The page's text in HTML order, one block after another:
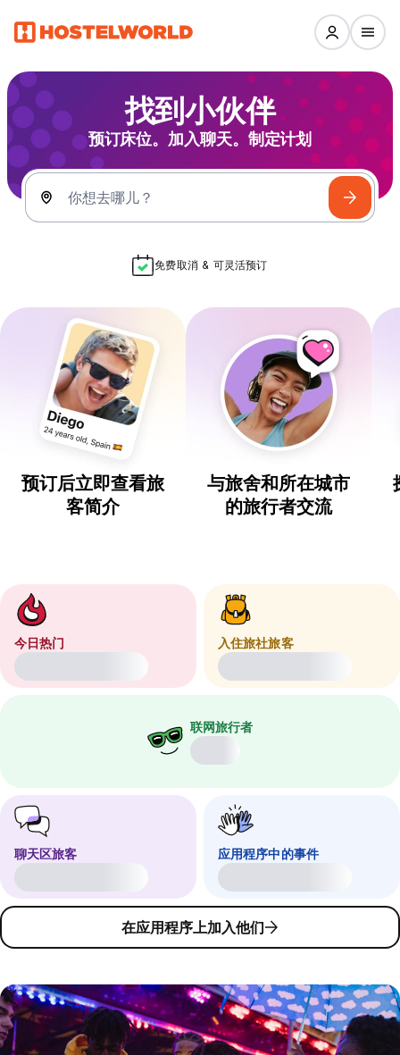
找到小伙伴
预订床位。加入聊天。制定计划
你想去哪儿？
免费取消 & 可灵活预订
预订后立即查看旅
客简介
与旅舍和所在城市
的旅行者交流
今日热门 入住旅社旅客
联网旅行者
聊天区旅客 应用程序中的事件
在应用程序上加入他们